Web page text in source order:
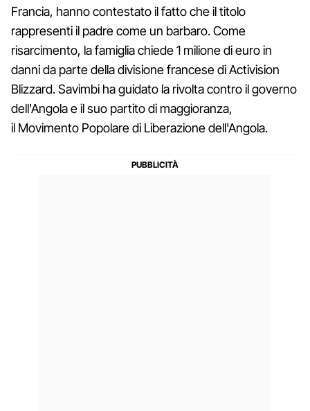
Francia, hanno contestato il fatto che il titolo
rappresenti il padre come un barbaro. Come
risarcimento, la famiglia chiede 1 milione di euro in
danni da parte della divisione francese di Activision
Blizzard. Savimbi ha guidato la rivolta contro il governo
dell'Angola e il suo partito di maggioranza,
il Movimento Popolare di Liberazione dell'Angola.